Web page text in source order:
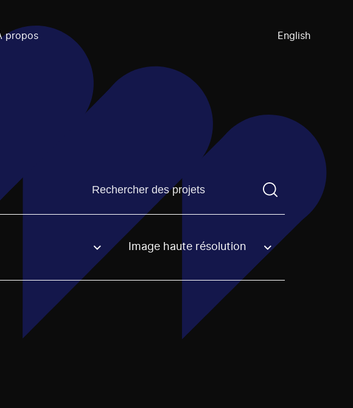
propos English
Trouvez un projetVous devez saisir un terme de
selecting an option. Image haute résolution